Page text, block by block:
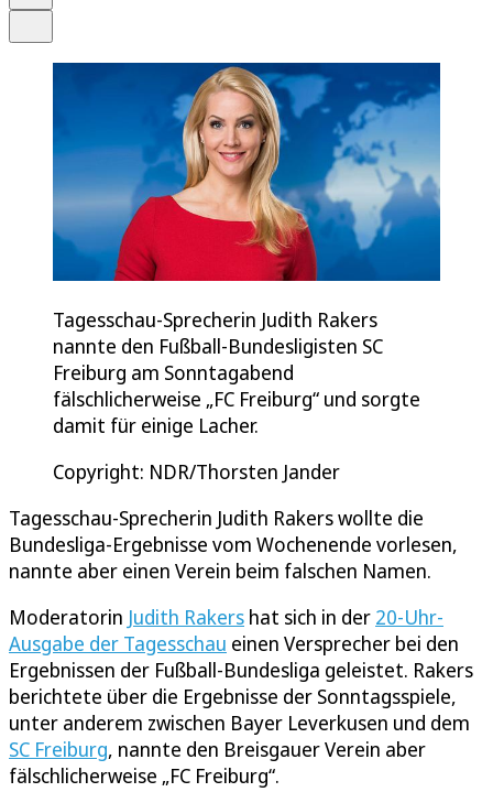
Tagesschau-Sprecherin Judith Rakers
nannte den Fußball-Bundesligisten SC
Freiburg am Sonntagabend
fälschlicherweise „FC Freiburg“ und sorgte
damit für einige Lacher.
Copyright: NDR/Thorsten Jander
Tagesschau-Sprecherin Judith Rakers wollte die
Bundesliga-Ergebnisse vom Wochenende vorlesen,
nannte aber einen Verein beim falschen Namen.
Moderatorin Judith Rakers hat sich in der 20-Uhr-
Ausgabe der Tagesschau einen Versprecher bei den
Ergebnissen der Fußball-Bundesliga geleistet. Rakers
berichtete über die Ergebnisse der Sonntagsspiele,
unter anderem zwischen Bayer Leverkusen und dem
SC Freiburg, nannte den Breisgauer Verein aber
fälschlicherweise „FC Freiburg“.